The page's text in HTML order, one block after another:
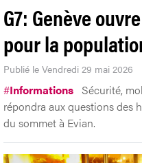
G7: Genève
pour la
Publié le Vendredi 29 mai 2026
#Informations Sécurité,
répondra aux questions des
du sommet à Evian.